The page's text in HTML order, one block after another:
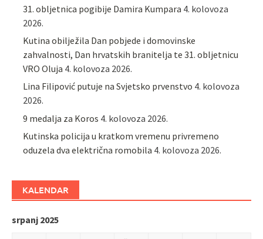
31. obljetnica pogibije Damira Kumpara 4. kolovoza
2026.
Kutina obilježila Dan pobjede i domovinske
zahvalnosti, Dan hrvatskih branitelja te 31. obljetnicu
VRO Oluja 4. kolovoza 2026.
Lina Filipović putuje na Svjetsko prvenstvo 4. kolovoza
2026.
9 medalja za Koros 4. kolovoza 2026.
Kutinska policija u kratkom vremenu privremeno
oduzela dva električna romobila 4. kolovoza 2026.
KALENDAR
srpanj 2025